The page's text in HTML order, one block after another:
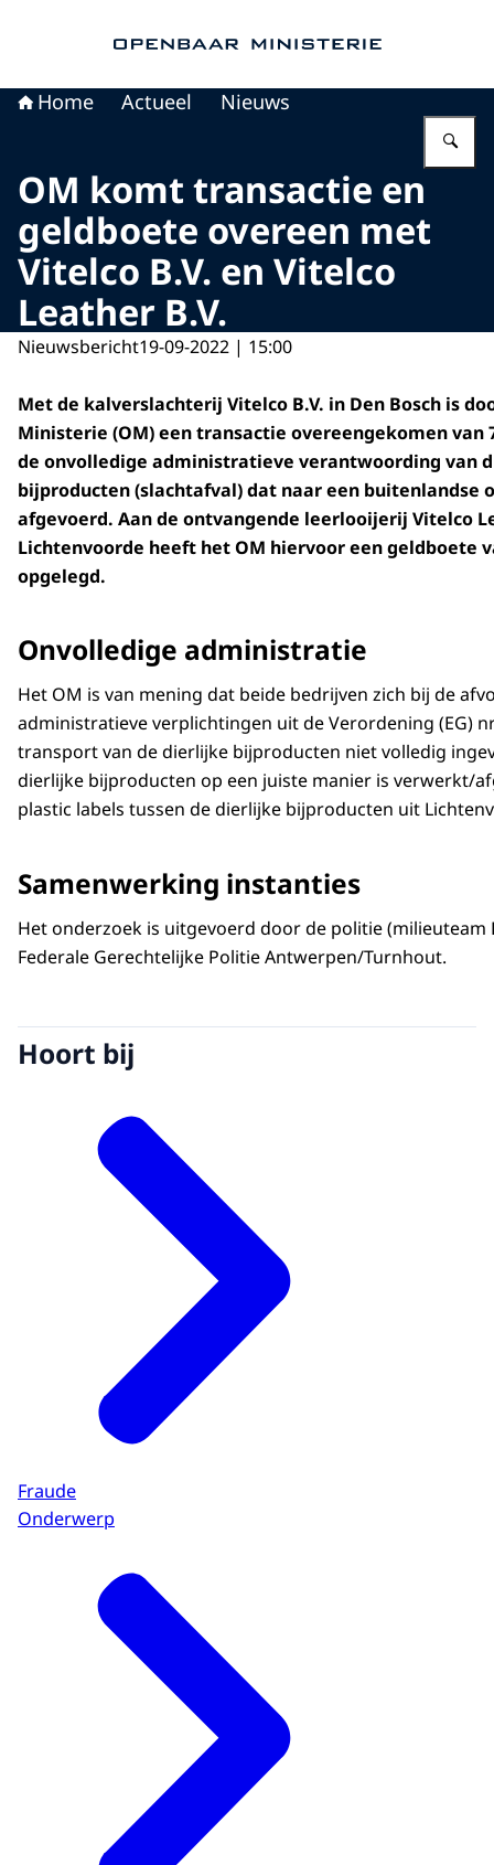
Home Actueel Nieuws
OM komt transactie en
geldboete overeen met
Vitelco B.V. en Vitelco
Leather B.V.
Nieuwsbericht19-09-2022 | 15:00
Met de kalverslachterij Vitelco B.V. in Den Bosch is
Ministerie (OM) een transactie overeengekomen van
de onvolledige administratieve verantwoording van
bijproducten (slachtafval) dat naar een buitenlandse
afgevoerd. Aan de ontvangende leerlooijerij Vitelco
Lichtenvoorde heeft het OM hiervoor een geldboete
opgelegd.
Onvolledige administratie
Het OM is van mening dat beide bedrijven zich bij de
administratieve verplichtingen uit de Verordening (EG)
transport van de dierlijke bijproducten niet volledig
dierlijke bijproducten op een juiste manier is verwerkt/
plastic labels tussen de dierlijke bijproducten uit
Samenwerking instanties
Het onderzoek is uitgevoerd door de politie (milieuteam
Federale Gerechtelijke Politie Antwerpen/Turnhout.
Hoort bij
Fraude
Onderwerp